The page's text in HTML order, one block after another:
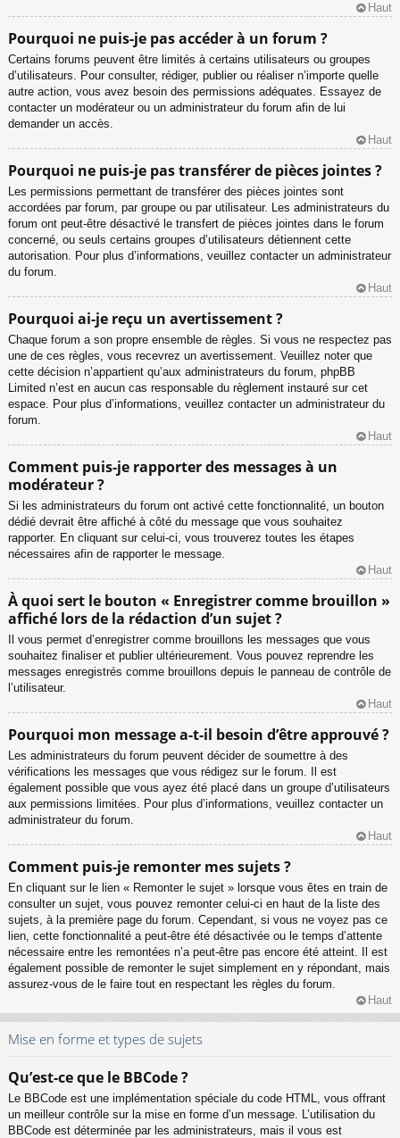
Haut
Pourquoi ne puis-je pas accéder à un forum ?
Certains forums peuvent être limités à certains utilisateurs ou groupes
d’utilisateurs. Pour consulter, rédiger, publier ou réaliser n’importe quelle
autre action, vous avez besoin des permissions adéquates. Essayez de
contacter un modérateur ou un administrateur du forum afin de lui
demander un accès.
Haut
Pourquoi ne puis-je pas transférer de pièces jointes ?
Les permissions permettant de transférer des pièces jointes sont
accordées par forum, par groupe ou par utilisateur. Les administrateurs du
forum ont peut-être désactivé le transfert de pièces jointes dans le forum
concerné, ou seuls certains groupes d’utilisateurs détiennent cette
autorisation. Pour plus d’informations, veuillez contacter un administrateur
du forum.
Haut
Pourquoi ai-je reçu un avertissement ?
Chaque forum a son propre ensemble de règles. Si vous ne respectez pas
une de ces règles, vous recevrez un avertissement. Veuillez noter que
cette décision n’appartient qu’aux administrateurs du forum, phpBB
Limited n’est en aucun cas responsable du règlement instauré sur cet
espace. Pour plus d’informations, veuillez contacter un administrateur du
forum.
Haut
Comment puis-je rapporter des messages à un
modérateur ?
Si les administrateurs du forum ont activé cette fonctionnalité, un bouton
dédié devrait être affiché à côté du message que vous souhaitez
rapporter. En cliquant sur celui-ci, vous trouverez toutes les étapes
nécessaires afin de rapporter le message.
Haut
À quoi sert le bouton « Enregistrer comme brouillon »
affiché lors de la rédaction d’un sujet ?
Il vous permet d’enregistrer comme brouillons les messages que vous
souhaitez finaliser et publier ultérieurement. Vous pouvez reprendre les
messages enregistrés comme brouillons depuis le panneau de contrôle de
l’utilisateur.
Haut
Pourquoi mon message a-t-il besoin d’être approuvé ?
Les administrateurs du forum peuvent décider de soumettre à des
vérifications les messages que vous rédigez sur le forum. Il est
également possible que vous ayez été placé dans un groupe d’utilisateurs
aux permissions limitées. Pour plus d’informations, veuillez contacter un
administrateur du forum.
Haut
Comment puis-je remonter mes sujets ?
En cliquant sur le lien « Remonter le sujet » lorsque vous êtes en train de
consulter un sujet, vous pouvez remonter celui-ci en haut de la liste des
sujets, à la première page du forum. Cependant, si vous ne voyez pas ce
lien, cette fonctionnalité a peut-être été désactivée ou le temps d’attente
nécessaire entre les remontées n’a peut-être pas encore été atteint. Il est
également possible de remonter le sujet simplement en y répondant, mais
assurez-vous de le faire tout en respectant les règles du forum.
Haut
Mise en forme et types de sujets
Qu’est-ce que le BBCode ?
Le BBCode est une implémentation spéciale du code HTML, vous offrant
un meilleur contrôle sur la mise en forme d’un message. L’utilisation du
BBCode est déterminée par les administrateurs, mais il vous est